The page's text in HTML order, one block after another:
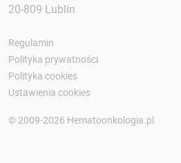
20-809 Lublin
Regulamin
Polityka prywatności
Polityka cookies
Ustawienia cookies
© 2009-2026 Hematoonkologia.pl